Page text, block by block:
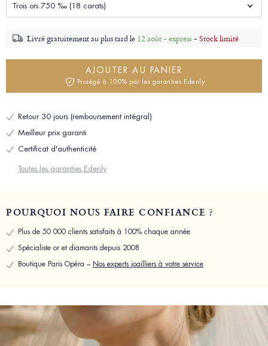
Trois ors 750 ‰ (18 carats)
Livré gratuitement au plus tard le 12 août - express -Stock limité
AJOUTER AU PANIER
Protégé à 100% par les garanties Edenly
Retour 30 jours (remboursement intégral)
Meilleur prix garanti
Certificat d'authenticité
Toutes les garanties Edenly
POURQUOI NOUS FAIRE CONFIANCE ?
Plus de 50 000 clients satisfaits à 100% chaque année
Spécialiste or et diamants depuis 2008
Boutique Paris Opéra – Nos experts joailliers à votre service